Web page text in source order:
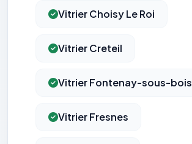
Vitrier Choisy Le Roi
Vitrier Creteil
Vitrier Fontenay-sous-bois
Vitrier Fresnes